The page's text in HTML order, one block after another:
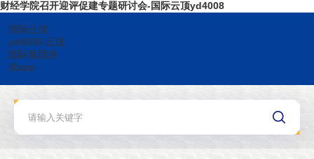
财经学院召开迎评促建专题研讨会-国际云顶yd4008
国际云顶
yd4008-云顶
国际集团游
戏app